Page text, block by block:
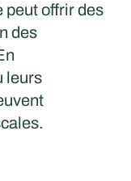
peut offrir des
des
leurs